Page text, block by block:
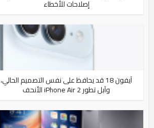
إصلاحات للأخطاء
آيفون 18 قد يحافظ على نفس التصميم الحالي،
وآبل تطور iPhone Air 2 الأنحف